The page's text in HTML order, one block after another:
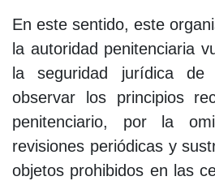
En este sentido, este
la autoridad penitenciaria
la seguridad jurídica
observar los principios
penitenciario, por la
revisiones periódicas y
objetos prohibidos en las